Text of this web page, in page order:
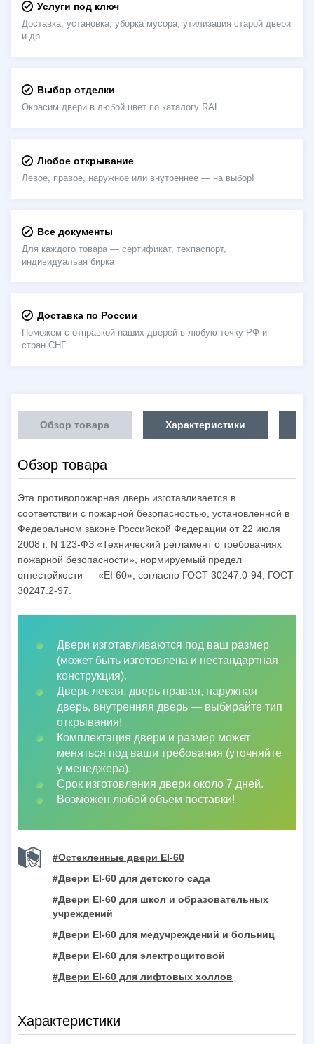
Услуги под ключ
Доставка, установка, уборка мусора, утилизация старой двери
и др.
Выбор отделки
Окрасим двери в любой цвет по каталогу RAL
Любое открывание
Левое, правое, наружное или внутреннее — на выбор!
Все документы
Для каждого товара — сертификат, техпаспорт,
индивидуальая бирка
Доставка по России
Поможем с отправкой наших дверей в любую точку РФ и
стран СНГ
Обзор товара Характеристики
Обзор товара
Эта противопожарная дверь изготавливается в
соответствии с пожарной безопасностью, установленной в
Федеральном законе Российской Федерации от 22 июля
2008 г. N 123-ФЗ «Технический регламент о требованиях
пожарной безопасности», нормируемый предел
огнестойкости — «EI 60», согласно ГОСТ 30247.0-94, ГОСТ
30247.2-97.
Двери изготавливаются под ваш размер
(может быть изготовлена и нестандартная
конструкция).
Дверь левая, дверь правая, наружная
дверь, внутренняя дверь — выбирайте тип
открывания!
Комплектация двери и размер может
меняться под ваши требования (уточняйте
у менеджера).
Срок изготовления двери около 7 дней.
Возможен любой объем поставки!
#Остекленные двери EI-60
#Двери EI-60 для детского сада
#Двери EI-60 для школ и образовательных
учреждений
#Двери EI-60 для медучреждений и больниц
#Двери EI-60 для электрощитовой
#Двери EI-60 для лифтовых холлов
Характеристики